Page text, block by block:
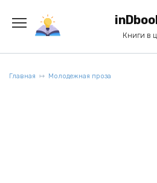
содержанию
Книги в
Главная Молодежная проза